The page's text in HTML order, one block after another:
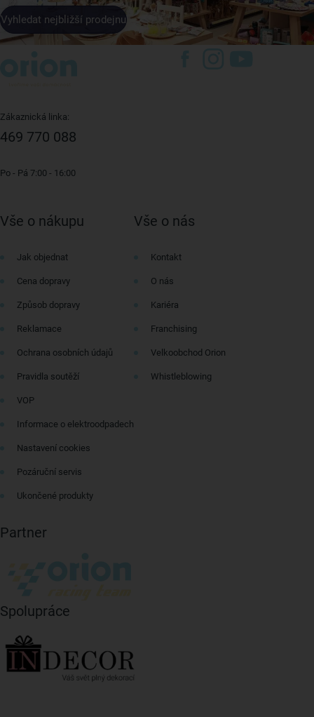
Vyhledat nejbližší prodejnu
Zákaznická linka:
469 770 088
Po - Pá 7:00 - 16:00
Vše o nákupu
Jak objednat
Cena dopravy
Způsob dopravy
Reklamace
Ochrana osobních údajů
Pravidla soutěží
VOP
Informace o elektroodpadech
Nastavení cookies
Pozáruční servis
Ukončené produkty
Vše o nás
Kontakt
O nás
Kariéra
Franchising
Velkoobchod Orion
Whistleblowing
Partner
Spolupráce